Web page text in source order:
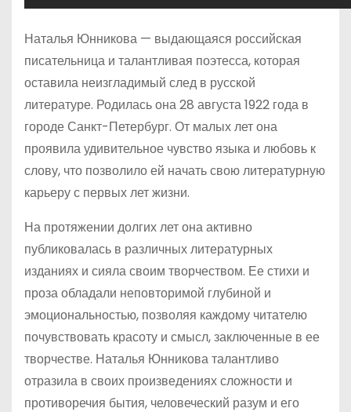
Наталья Юнникова — выдающаяся российская
писательница и талантливая поэтесса, которая
оставила неизгладимый след в русской
литературе. Родилась она 28 августа 1922 года в
городе Санкт-Петербург. От малых лет она
проявила удивительное чувство языка и любовь к
слову, что позволило ей начать свою литературную
карьеру с первых лет жизни.
На протяжении долгих лет она активно
публиковалась в различных литературных
изданиях и сияла своим творчеством. Ее стихи и
проза обладали неповторимой глубиной и
эмоциональностью, позволяя каждому читателю
почувствовать красоту и смысл, заключенные в ее
творчестве. Наталья Юнникова талантливо
отразила в своих произведениях сложности и
противоречия бытия, человеческий разум и его